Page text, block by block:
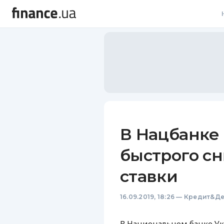
В Нацбанке
быстрого
ставки
16.09.2019, 18:26 —